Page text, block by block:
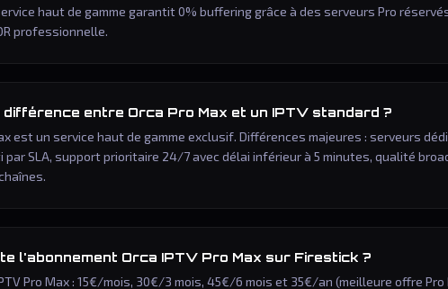
haut de gamme garantit 0% buffering grâce à des serveurs Pro
professionnelle.
entre Orca Pro Max et un IPTV standard ?
est un service haut de gamme exclusif. Différences majeures : serveurs
SLA, support prioritaire 24/7 avec délai inférieur à 5 minutes, qualité
l'abonnement Orca IPTV Pro Max sur Firestick ?
Pro Max : 15€/mois, 30€/3 mois, 45€/6 mois et 35€/an (meilleure offre